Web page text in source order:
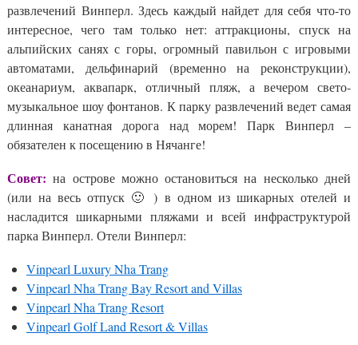
развлечений Винперл. Здесь каждый найдет для себя что-то
интересное, чего там только нет: аттракционы, спуск на
альпийских санях с горы, огромный павильон с игровыми
автоматами, дельфинарий (временно на реконструкции),
океанариум, аквапарк, отличный пляж, а вечером свето-
музыкальное шоу фонтанов. К парку развлечений ведет самая
длинная канатная дорога над морем! Парк Винперл –
обязателен к посещению в Нячанге!
Совет: на острове можно остановиться на несколько дней
(или на весь отпуск 🙂 ) в одном из шикарных отелей и
насладится шикарными пляжами и всей инфраструктурой
парка Винперл. Отели Винперл:
Vinpearl Luxury Nha Trang
Vinpearl Nha Trang Bay Resort and Villas
Vinpearl Nha Trang Resort
Vinpearl Golf Land Resort & Villas